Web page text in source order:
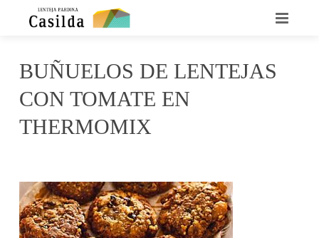
LA LENTEJA CASILDA
DÓNDE ENCONTRARNOS
CONTACTO
BUÑUELOS DE LENTEJAS
CON TOMATE EN
THERMOMIX